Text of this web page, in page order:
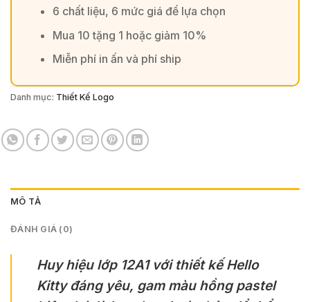
6 chất liệu, 6 mức giá để lựa chọn
Mua 10 tặng 1 hoặc giảm 10%
Miễn phí in ấn và phí ship
Danh mục: Thiết Kế Logo
MÔ TẢ
ĐÁNH GIÁ (0)
Huy hiệu lớp 12A1 với thiết kế Hello
Kitty đáng yêu, gam màu hồng pastel